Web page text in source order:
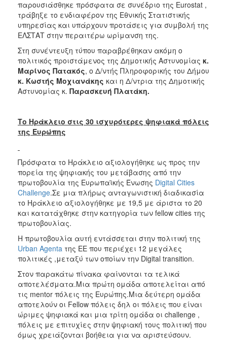
παρουσιάσθηκε πρόσφατα σε συνέδριο της Eurostat ,
τράβηξε το ενδιαφέρον της Εθνικής Στατιστικής
υπηρεσίας και υπάρχουν προτάσεις για συμβολή της
ΕΛΣΤΑΤ στην περαιτέρω ωρίμανση της.
Στη συνέντευξη τύπου παραβρέθηκαν ακόμη ο
πολιτικός προιστάμενος της Δημοτικής Αστυνομίας κ.
Μαρίνος Πατακός, ο Δ/ντής Πληροφορικής του Δήμου
κ. Κωστής Μοχιανάκης και η Δ/ντρια της Δημοτικής
Αστυνομίας κ. Παρασκευή Πλατάκη.
Το Ηράκλειο στις 30 ισχυρότερες ψηφιακά πόλεις
της Ευρώπης
Πρόσφατα το Ηράκλειο αξιολογήθηκε ως προς την
πορεία της ψηφιακής του μετάβασης από την
πρωτοβουλία της Ευρωπαϊκής Ένωσης Digital Cities
Challenge.Σε μια πλήρως ανταγωνιστική διαδικασία
το Ηράκλειο αξιολογήθηκε με 19,5 με άριστα το 20
και κατατάχθηκε στην κατηγορία των fellow cities της
πρωτοβουλίας.
Η πρωτοβουλία αυτή εντάσσεται στην πολιτική της
Urban Agenta της ΕΕ που περιέχει 12 μεγάλες
πολιτικές ,μεταξύ των οποίων την Digital transition.
Στον παρακάτω πίνακα φαίνονται τα τελικά
αποτελέσματα.Μια πρώτη ομάδα αποτελείται από
τις mentor πόλεις της Ευρώπης.Μια δεύτερη ομάδα
αποτελούν οι Fellow πόλεις δηλ οι πόλεις που είναι
ώριμες ψηφιακά και μια τρίτη ομάδα οι challenge ,
πόλεις με επιτυχίες στην ψηφιακή τους πολιτική που
όμως χρειάζονται βοήθεια για να αριστεύσουν.